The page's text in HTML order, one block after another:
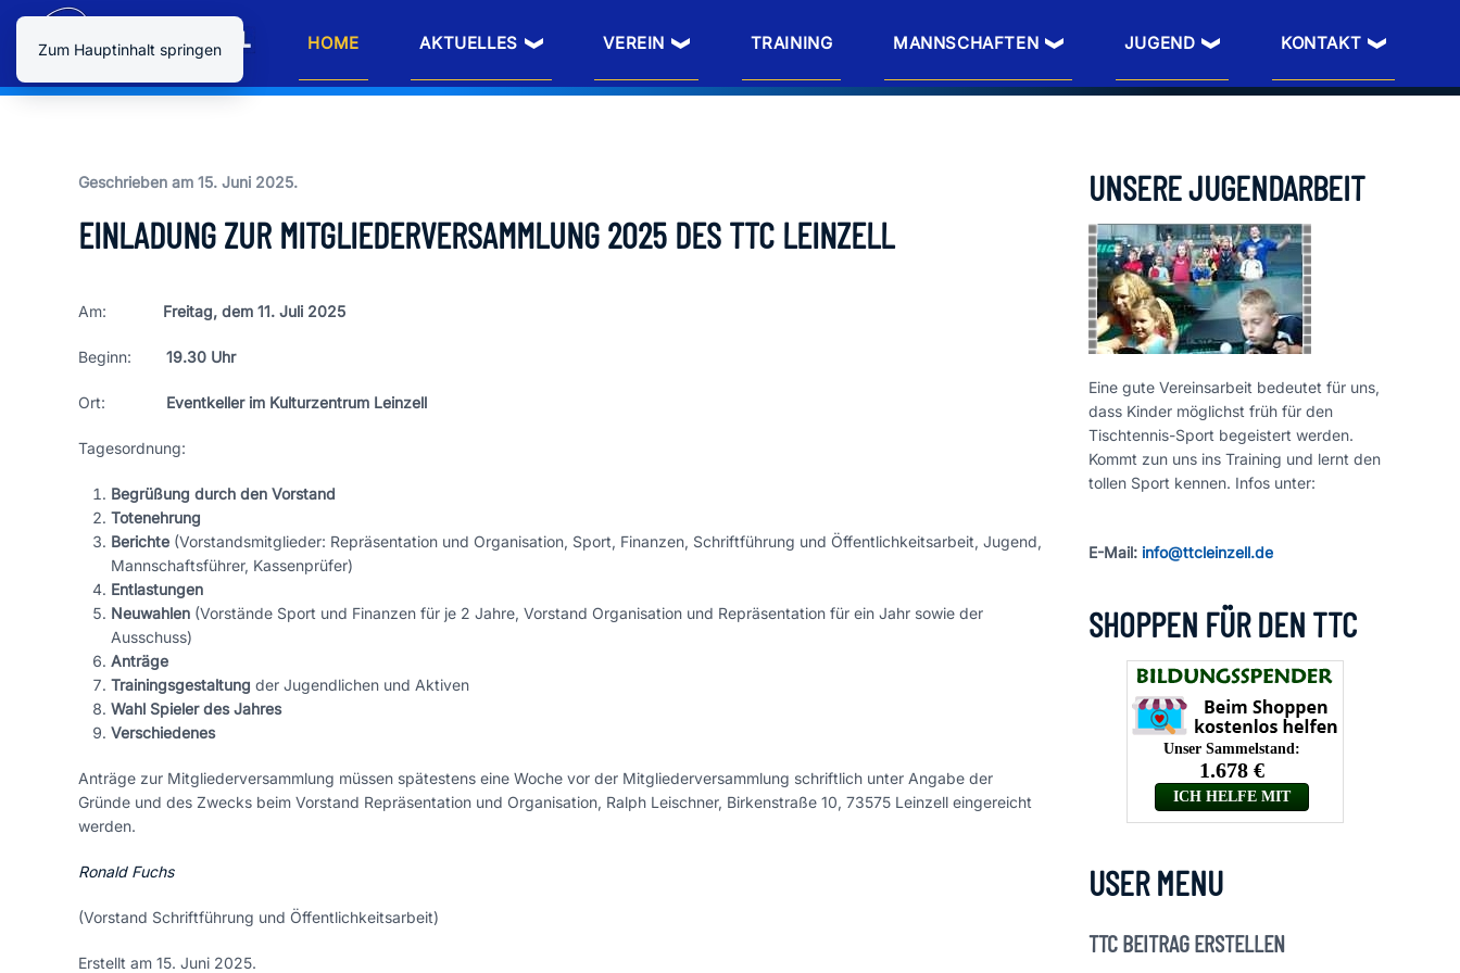
Zum Hauptinhalt springen HOME AKTUELLES VEREIN TRAINING MANNSCHAFTEN JUGEND KONTAKT
Geschrieben am 15. Juni 2025.
EINLADUNG ZUR MITGLIEDERVERSAMMLUNG 2025 DES TTC LEINZELL
Am: Freitag, dem 11. Juli 2025
Beginn: 19.30 Uhr
Ort: Eventkeller im Kulturzentrum Leinzell
Tagesordnung:
Begrüßung durch den Vorstand
Totenehrung
Berichte (Vorstandsmitglieder: Repräsentation und Organisation, Sport, Finanzen, Schriftführung und Öffentlichkeitsarbeit, Jugend,
Mannschaftsführer, Kassenprüfer)
Entlastungen
Neuwahlen (Vorstände Sport und Finanzen für je 2 Jahre, Vorstand Organisation und Repräsentation für ein Jahr sowie der
Ausschuss)
Anträge
Trainingsgestaltung der Jugendlichen und Aktiven
Wahl Spieler des Jahres
Verschiedenes
Anträge zur Mitgliederversammlung müssen spätestens eine Woche vor der Mitgliederversammlung schriftlich unter Angabe der
Gründe und des Zwecks beim Vorstand Repräsentation und Organisation, Ralph Leischner, Birkenstraße 10, 73575 Leinzell eingereicht
werden.
Ronald Fuchs
(Vorstand Schriftführung und Öffentlichkeitsarbeit)
Erstellt am 15. Juni 2025.
UNSERE JUGENDARBEIT
Eine gute Vereinsarbeit bedeutet für uns,
dass Kinder möglichst früh für den
Tischtennis-Sport begeistert werden.
Kommt zun uns ins Training und lernt den
tollen Sport kennen. Infos unter:
E-Mail: info@ttcleinzell.de
SHOPPEN FÜR DEN TTC
USER MENU
TTC BEITRAG ERSTELLEN